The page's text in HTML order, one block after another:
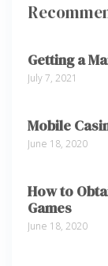
Getting a
July 7, 2021
Mobile
June 18, 2020
How to
Games
June 18, 2020